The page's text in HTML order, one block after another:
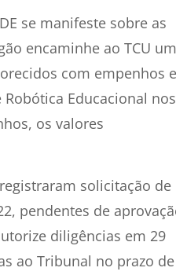
se manifeste sobre as
encaminhe ao TCU
com empenhos e
Educacional nos
os valores
solicitação de
pendentes de
diligências em 29
ao Tribunal no prazo de